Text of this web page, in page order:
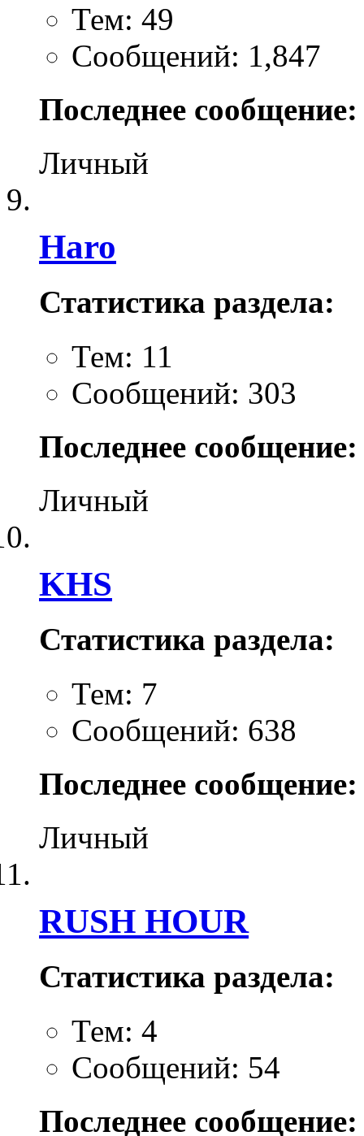
Тем: 49
Сообщений: 1,847
Последнее сообщение:
Личный
Haro
Статистика раздела:
Тем: 11
Сообщений: 303
Последнее сообщение:
Личный
KHS
Статистика раздела:
Тем: 7
Сообщений: 638
Последнее сообщение:
Личный
RUSH HOUR
Статистика раздела:
Тем: 4
Сообщений: 54
Последнее сообщение: